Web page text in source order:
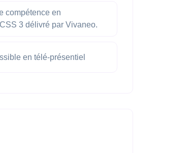
compétence en
3 délivré par Vivaneo.
en télé-présentiel